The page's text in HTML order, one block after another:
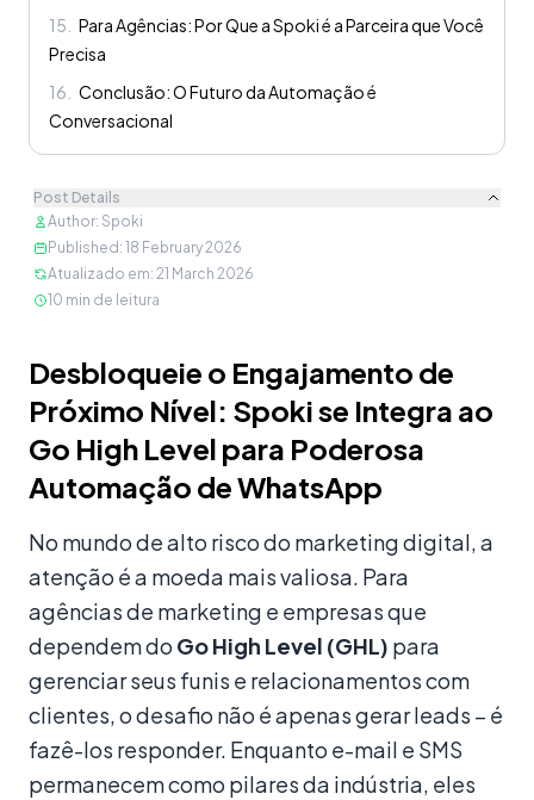
15
Para Agências: Por Que a Spoki é a Parceira que Você
Precisa
16
Conclusão: O Futuro da Automação é
Conversacional
Post Details
Author: Spoki
Published : 18 February 2026
Atualizado em: 21 March 2026
10 min de leitura
Desbloqueie o Engajamento de
Próximo Nível: Spoki se Integra ao
Go High Level para Poderosa
Automação de WhatsApp
No mundo de alto risco do marketing digital, a
atenção é a moeda mais valiosa. Para
agências de marketing e empresas que
dependem do Go High Level (GHL) para
gerenciar seus funis e relacionamentos com
clientes, o desafio não é apenas gerar leads – é
fazê-los responder. Enquanto e-mail e SMS
permanecem como pilares da indústria, eles